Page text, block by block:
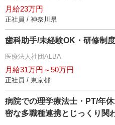
月給23万円
正社員 / 神奈川県
歯科助手/未経験OK・研修制
医療法人社団ALBA
月給31万円～50万円
正社員 / 東京都
病院での理学療法士・PT/年
密な多職種連携とじっくり関